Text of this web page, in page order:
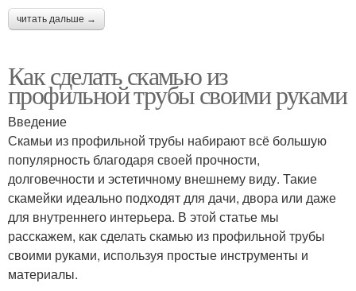
читать дальше →
Как сделать скамью из
профильной трубы своими руками
Введение
Скамьи из профильной трубы набирают всё большую
популярность благодаря своей прочности,
долговечности и эстетичному внешнему виду. Такие
скамейки идеально подходят для дачи, двора или даже
для внутреннего интерьера. В этой статье мы
расскажем, как сделать скамью из профильной трубы
своими руками, используя простые инструменты и
материалы.